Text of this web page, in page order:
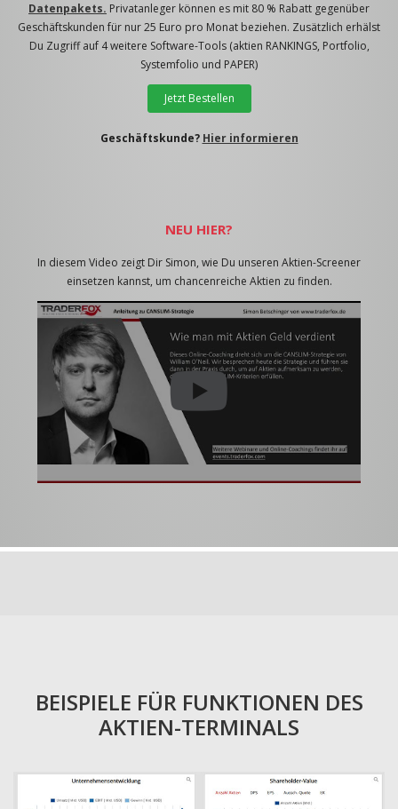
Datenpakets. Privatanleger können es mit 80 % Rabatt gegenüber
Geschäftskunden für nur 25 Euro pro Monat beziehen. Zusätzlich erhälst
Du Zugriff auf 4 weitere Software-Tools (aktien RANKINGS, Portfolio,
Systemfolio und PAPER)
Jetzt Bestellen
Geschäftskunde? Hier informieren
NEU HIER?
In diesem Video zeigt Dir Simon, wie Du unseren Aktien-Screener
einsetzen kannst, um chancenreiche Aktien zu finden.
BEISPIELE FÜR FUNKTIONEN DES
AKTIEN-TERMINALS